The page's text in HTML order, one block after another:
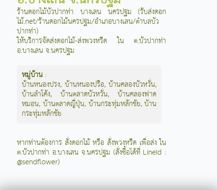
ร้านดอกไม้บัวปากท่า บางเลน นครปฐม (รับส่งดอก
ไม้.net/ร้านดอกไม้นครปฐม/อำเภอบางเลน/ตำบลบัว
ปากท่า)
ให้บริการจัดส่งดอกไม้-ส่งพวงหรีด ใน ต.บัวปากท่า
อ.บางเลน จ.นครปฐม
หมู่บ้าน :
บ้านหนองปรง, บ้านหนองปรือ,บ้านคลองบัวหวั่น,
บ้านลำโค้ง,บ้านตลาดบัวหวั่น,บ้านคลองฟาด
หมอน, บ้านตลาดญี่ปุ่น, บ้านกระทุ่มหลักชัย,บ้าน
กระทุ่มหลักชัย
หากท่านต้องการ สั่งดอกไม้ หรือ สั่งพวงหรีด เพื่อส่ง ใน
ต.บัวปากท่า อ.บางเลน จ.นครปฐม (สั่งซื้อได้ที่ LineId :
@sendflower)